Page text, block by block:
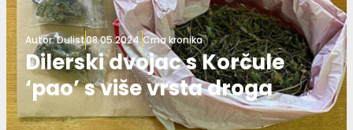
Autor:Dulist08.05.2024.Crna kronika
Dilerski dvojac s Korčule
‘pao’ s više vrsta droga